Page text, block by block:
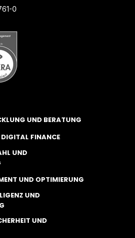
0
UND BERATUNG
FINANCE
UND
UND OPTIMIERUNG
UND
UND